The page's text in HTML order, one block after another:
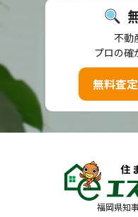
不動
プロの確
無料査
福岡県知